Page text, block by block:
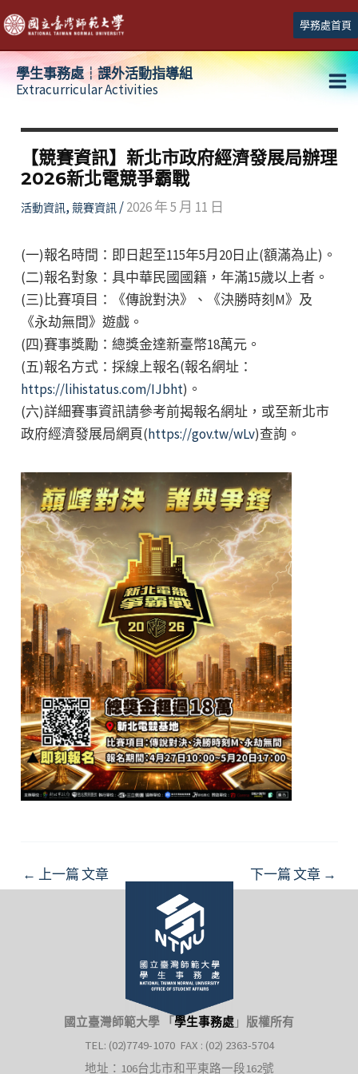
跳
至
主
學務處首頁
學生事務處┆課外活動指導組
Extracurricular Activities
【競賽資訊】新北市政府經濟發展局辦理
2026新北電競爭霸戰
活動資訊, 競賽資訊/2026 年 5 月 11 日
(一)報名時間：即日起至115年5月20日止(額滿為止)。
(二)報名對象：具中華民國國籍，年滿15歲以上者。
(三)比賽項目：《傳說對決》、《決勝時刻M》及
《永劫無間》遊戲。
(四)賽事獎勵：總獎金達新臺幣18萬元。
(五)報名方式：採線上報名(報名網址：
https://lihistatus.com/IJbht)。
(六)詳細賽事資訊請參考前揭報名網址，或至新北市
政府經濟發展局網頁(https://gov.tw/wLv)查詢。
Post
← 上一篇 文章 下一篇 文章 →
國立臺灣師範大學 「 學生事務處 」 版權所有
TEL: (02)7749-1070 FAX : (02) 2363-5704
地址：106台北市和平東路一段162號